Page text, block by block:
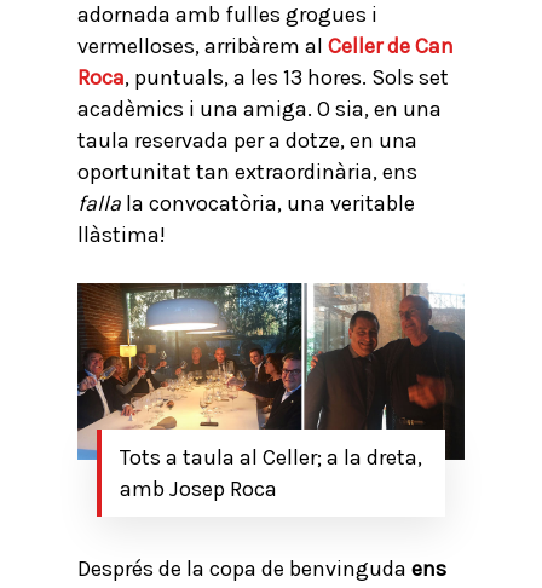
adornada amb fulles grogues i
vermelloses, arribàrem al Celler de Can
Roca, puntuals, a les 13 hores. Sols set
acadèmics i una amiga. O sia, en una
taula reservada per a dotze, en una
oportunitat tan extraordinària, ens
falla la convocatòria, una veritable
llàstima!
Tots a taula al Celler; a la dreta,
amb Josep Roca
Després de la copa de benvinguda ens